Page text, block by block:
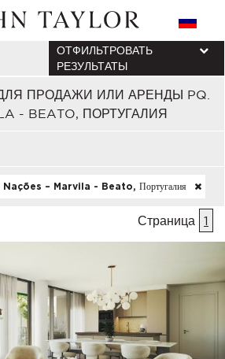
ПРОДАЖИ ИЛИ АРЕНДЫ PQ.
- BEATO, ПОРТУГАЛИЯ
ОТФИЛЬТРОВАТЬ
РЕЗУЛЬТАТЫ
Nações – Marvila - Beato, Португалия
Страница 1